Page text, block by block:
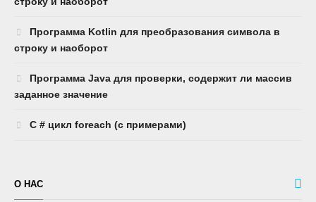
Программа Kotlin для преобразования символа в
строку и наоборот
Программа Java для проверки, содержит ли массив
заданное значение
C # цикл foreach (с примерами)
О НАС